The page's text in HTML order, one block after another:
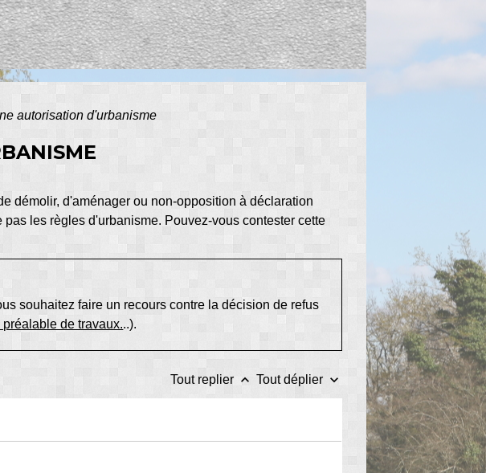
autorisation d'urbanisme
démolir, d'aménager ou non-opposition à déclaration
les règles d'urbanisme. Pouvez-vous contester cette
souhaitez faire un recours contre la décision de refus
de travaux...).
Tout replier keyboard_arrow_up Tout déplier keyboard_arrow_down